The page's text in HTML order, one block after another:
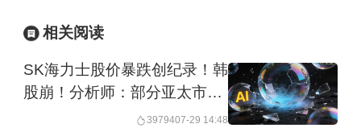
中心进口有关科研用品免征进口关税和
进口环节增值税、消费税。
推动中西务实合作走深走实
相关阅读
SK海力士股价暴跌创纪录！韩
股崩！分析师：部分亚太市场
3979407-29 14:48